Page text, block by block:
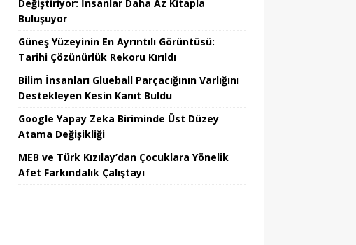
Değiştiriyor: İnsanlar Daha Az Kitapla
Buluşuyor
Güneş Yüzeyinin En Ayrıntılı Görüntüsü:
Tarihi Çözünürlük Rekoru Kırıldı
Bilim İnsanları Glueball Parçacığının Varlığını
Destekleyen Kesin Kanıt Buldu
Google Yapay Zeka Biriminde Üst Düzey
Atama Değişikliği
MEB ve Türk Kızılay’dan Çocuklara Yönelik
Afet Farkındalık Çalıştayı